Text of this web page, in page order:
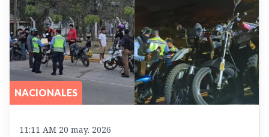
NACIONALES
11:11 AM 20 may. 2026